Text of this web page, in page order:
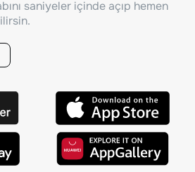
saniyeler içinde açıp hemen